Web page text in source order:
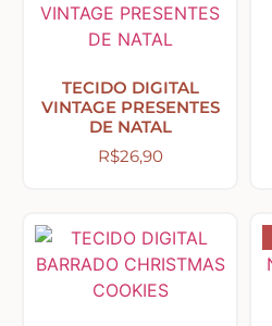
Home – Lar – Bem-vindo
Bicicletas
Lavanderia
TECIDO DIGITAL
VINTAGE PRESENTES
DE NATAL
R$26,90